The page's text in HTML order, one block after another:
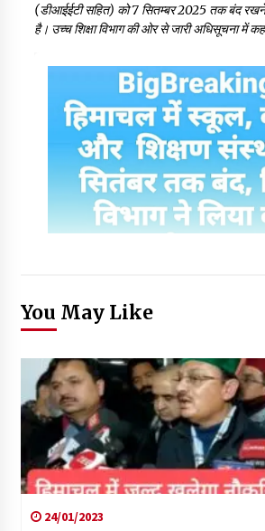
(डीआईईटी सहित) को 7 सितम्बर 2025 तक बंद
है। उच्च शिक्षा विभाग की ओर से जारी अधिसूचना में
You May Like
24/01/2023